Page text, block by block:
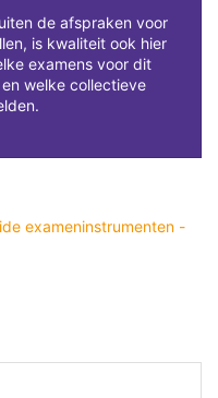
de afspraken voor
is kwaliteit ook hier
examens voor dit
welke collectieve
exameninstrumenten -